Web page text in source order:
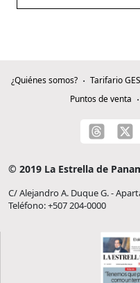
¿Quiénes somos? Tarifario
Puntos de venta
© 2019 La Estrella de
C/ Alejandro A. Duque G. -
Teléfono: +507 204-0000